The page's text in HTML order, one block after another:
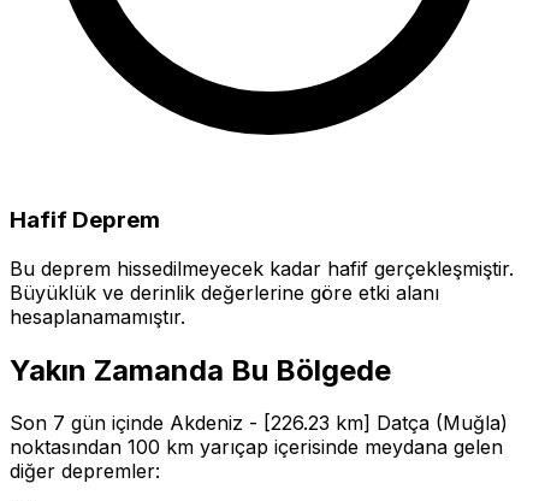
Hafif Deprem
Bu deprem hissedilmeyecek kadar hafif gerçekleşmiştir.
Büyüklük ve derinlik değerlerine göre etki alanı
hesaplanamamıştır.
Yakın Zamanda Bu Bölgede
Son 7 gün içinde Akdeniz - [226.23 km] Datça (Muğla)
noktasından 100 km yarıçap içerisinde meydana gelen
diğer depremler: